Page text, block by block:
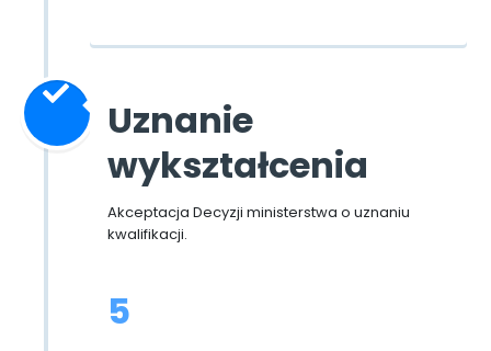
Uznanie
wykształcenia
Akceptacja Decyzji ministerstwa o uznaniu
kwalifikacji.
5